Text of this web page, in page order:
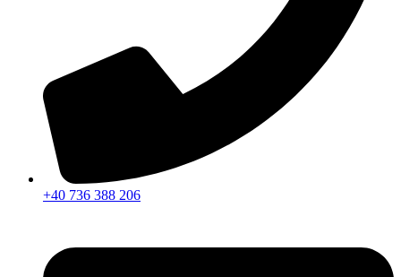
+40 736 388 206